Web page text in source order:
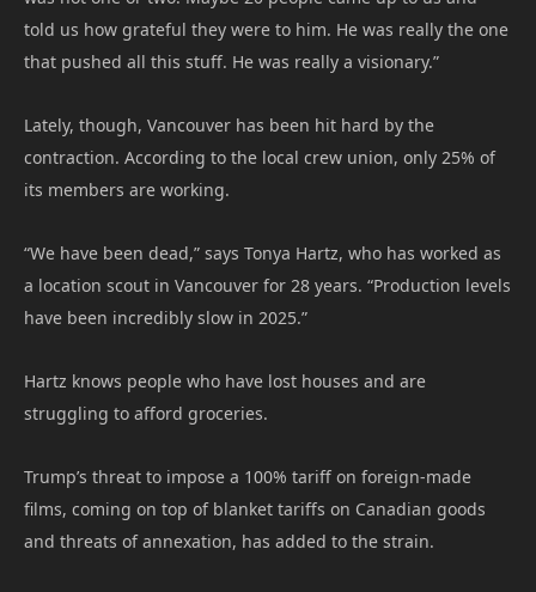
told us how grateful they were to him. He was really the one
that pushed all this stuff. He was really a visionary.”
Lately, though, Vancouver has been hit hard by the
contraction. According to the local crew union, only 25% of
its members are working.
“We have been dead,” says Tonya Hartz, who has worked as
a location scout in Vancouver for 28 years. “Production levels
have been incredibly slow in 2025.”
Hartz knows people who have lost houses and are
struggling to afford groceries.
Trump’s threat to impose a 100% tariff on foreign-made
films, coming on top of blanket tariffs on Canadian goods
and threats of annexation, has added to the strain.